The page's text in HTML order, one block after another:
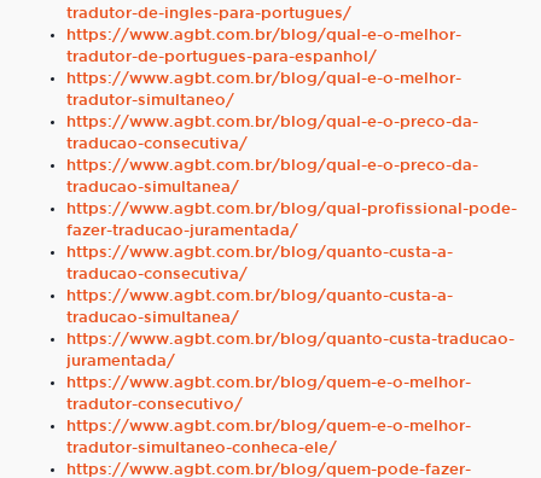
tradutor-de-ingles-para-portugues/
https://www.agbt.com.br/blog/qual-e-o-melhor-
tradutor-de-portugues-para-espanhol/
https://www.agbt.com.br/blog/qual-e-o-melhor-
tradutor-simultaneo/
https://www.agbt.com.br/blog/qual-e-o-preco-da-
traducao-consecutiva/
https://www.agbt.com.br/blog/qual-e-o-preco-da-
traducao-simultanea/
https://www.agbt.com.br/blog/qual-profissional-pode-
fazer-traducao-juramentada/
https://www.agbt.com.br/blog/quanto-custa-a-
traducao-consecutiva/
https://www.agbt.com.br/blog/quanto-custa-a-
traducao-simultanea/
https://www.agbt.com.br/blog/quanto-custa-traducao-
juramentada/
https://www.agbt.com.br/blog/quem-e-o-melhor-
tradutor-consecutivo/
https://www.agbt.com.br/blog/quem-e-o-melhor-
tradutor-simultaneo-conheca-ele/
https://www.agbt.com.br/blog/quem-pode-fazer-